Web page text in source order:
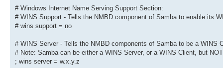
# Only bind to the named interfaces and/or networks; you
# 'interfaces' option above to use this.
# It is recommended that you enable this feature if your
# option cannot handle dynamic or non-broadcast interfaces
; bind interfaces only = yes
# Windows Internet Name Serving Support Section:
# WINS Support - Tells the NMBD component of Samba to enable its
# wins support = no
# WINS Server - Tells the NMBD components of Samba to be a WINS
# Note: Samba can be either a WINS Server, or a WINS Client, but
; wins server = w.x.y.z